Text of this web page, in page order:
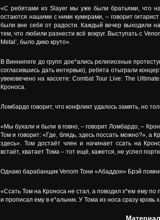
«С ребятами из Slayer мы уже были братьями, что
остаются нашими с ними кумирами, – говорит
были вне себя от радости. Каждый вечер выходили
тем, что любили разнести всё вокруг. Выступать с
Metal’, было дико круто».
В Виннипеге до групп дое*ались религиозные
согласившись дать интервью), ребята отыграли
увековечено на кассете: Combat Tour Live: The
Кроноса.
Ломбардо говорит, что конфликт удалось замять, но
«Мы бухали и были в говно, – говорит Ломбардо, –
Том и говорит: «Где, блядь, здесь поссать можно?», а
здесь». Том достаёт член и начинает ссать на
встаёт, хватает Тома – тот ещё, кажется, не успел
Однако барабанщик Venom Тони «Абаддон» Брэй
«Ссать Том на Кроноса не стал, а поводил х*ем ему по
и прописал ему в е*альник. У Тома из носа сразу